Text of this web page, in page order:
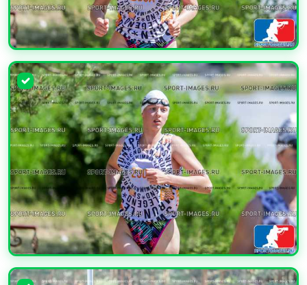
УВЕЛИЧИТЬ
УВЕЛИЧИТЬ